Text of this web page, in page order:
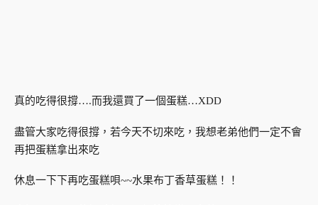
真的吃得很撐….而我還買了一個蛋糕…XDD
盡管大家吃得很撐，若今天不切來吃，我想老弟他們一定不會
再把蛋糕拿出來吃
休息一下下再吃蛋糕唄~~水果布丁香草蛋糕！！